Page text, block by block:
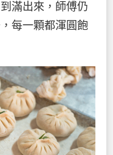
滿出來，師傅仍
每一顆都渾圓飽